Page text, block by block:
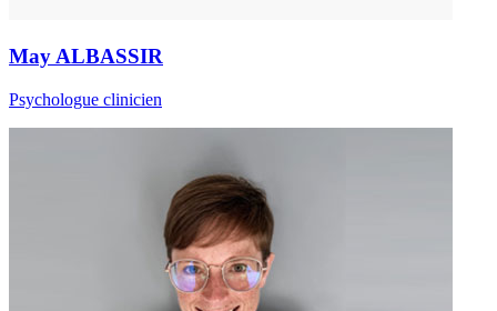
May ALBASSIR
Psychologue clinicien